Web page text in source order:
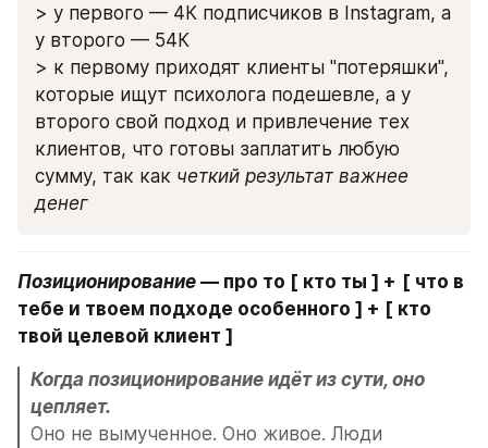
> у первого — 4К подписчиков в Instagram, а
у второго — 54К
> к первому приходят клиенты "потеряшки",
которые ищут психолога подешевле, а у
второго свой подход и привлечение тех
клиентов, что готовы заплатить любую
сумму, так как четкий результат важнее
денег
Позиционирование — про то [ кто ты ] + [ что в
тебе и твоем подходе особенного ] + [ кто
твой целевой клиент ]
Когда позиционирование идёт из сути, оно
цепляет.
Оно не вымученное. Оно живое. Люди